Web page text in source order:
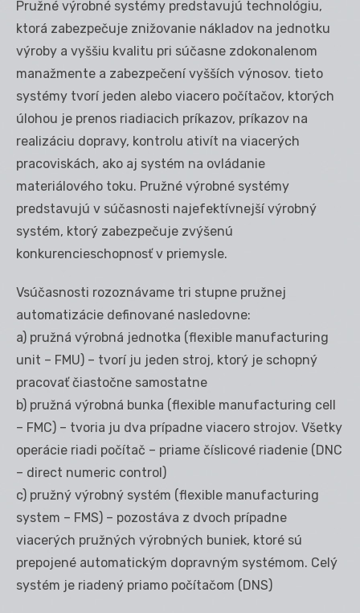
Pružné výrobné systémy predstavujú technológiu,
ktorá zabezpečuje znižovanie nákladov na jednotku
výroby a vyššiu kvalitu pri súčasne zdokonalenom
manažmente a zabezpečení vyšších výnosov. tieto
systémy tvorí jeden alebo viacero počítačov, ktorých
úlohou je prenos riadiacich príkazov, príkazov na
realizáciu dopravy, kontrolu ativít na viacerých
pracoviskách, ako aj systém na ovládanie
materiálového toku. Pružné výrobné systémy
predstavujú v súčasnosti najefektívnejší výrobný
systém, ktorý zabezpečuje zvýšenú
konkurencieschopnosť v priemysle.
Vsúčasnosti rozoznávame tri stupne pružnej
automatizácie definované nasledovne:
a) pružná výrobná jednotka (flexible manufacturing
unit – FMU) – tvorí ju jeden stroj, ktorý je schopný
pracovať čiastočne samostatne
b) pružná výrobná bunka (flexible manufacturing cell
– FMC) – tvoria ju dva prípadne viacero strojov. Všetky
operácie riadi počítač – priame číslicové riadenie (DNC
– direct numeric control)
c) pružný výrobný systém (flexible manufacturing
system – FMS) – pozostáva z dvoch prípadne
viacerých pružných výrobných buniek, ktoré sú
prepojené automatickým dopravným systémom. Celý
systém je riadený priamo počítačom (DNS)